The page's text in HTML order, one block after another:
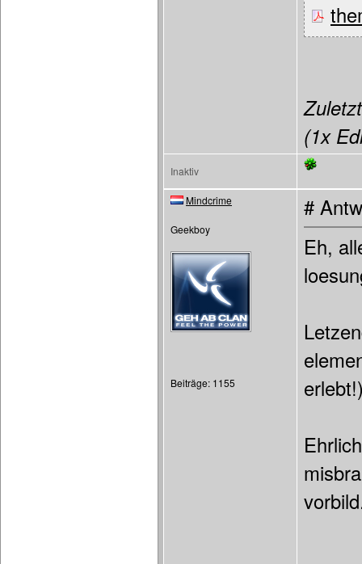
(1x
Inaktiv
Mindcrime
Geekboy
Beiträge: 1155
#
Eh,